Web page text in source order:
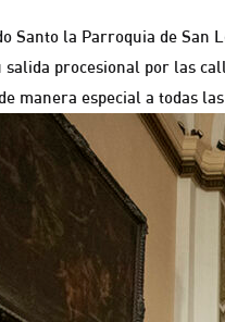
Santo la Parroquia de San
procesional por las
manera especial a todas